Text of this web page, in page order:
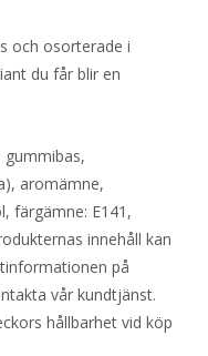
och osorterade i
du får blir en
gummibas,
aromämne,
färgämne: E141,
innehåll kan
på
vår kundtjänst.
hållbarhet vid köp